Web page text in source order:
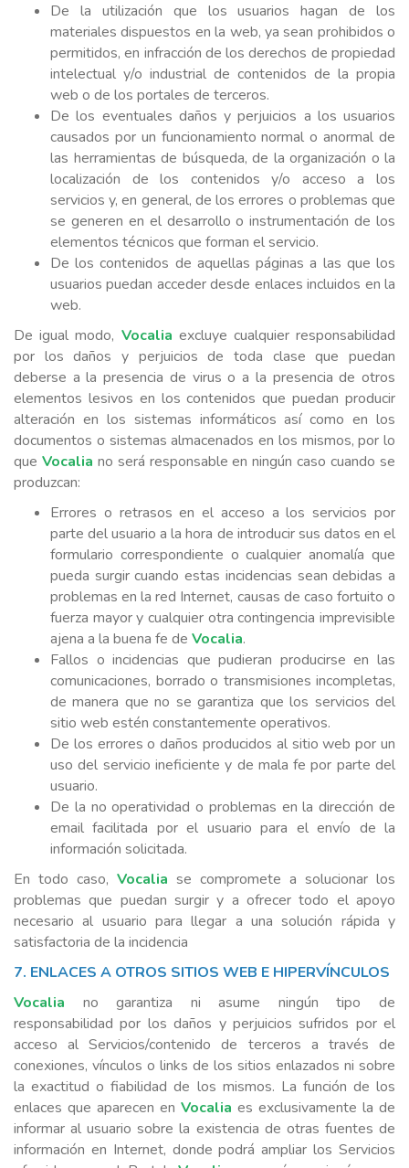
De la utilización que los usuarios hagan de los
materiales dispuestos en la web, ya sean prohibidos o
permitidos, en infracción de los derechos de propiedad
intelectual y/o industrial de contenidos de la propia
web o de los portales de terceros.
De los eventuales daños y perjuicios a los usuarios
causados por un funcionamiento normal o anormal de
las herramientas de búsqueda, de la organización o la
localización de los contenidos y/o acceso a los
servicios y, en general, de los errores o problemas que
se generen en el desarrollo o instrumentación de los
elementos técnicos que forman el servicio.
De los contenidos de aquellas páginas a las que los
usuarios puedan acceder desde enlaces incluidos en la
web.
De igual modo, Vocalia excluye cualquier responsabilidad
por los daños y perjuicios de toda clase que puedan
deberse a la presencia de virus o a la presencia de otros
elementos lesivos en los contenidos que puedan producir
alteración en los sistemas informáticos así como en los
documentos o sistemas almacenados en los mismos, por lo
que Vocalia no será responsable en ningún caso cuando se
produzcan:
Errores o retrasos en el acceso a los servicios por
parte del usuario a la hora de introducir sus datos en el
formulario correspondiente o cualquier anomalía que
pueda surgir cuando estas incidencias sean debidas a
problemas en la red Internet, causas de caso fortuito o
fuerza mayor y cualquier otra contingencia imprevisible
ajena a la buena fe de Vocalia.
Fallos o incidencias que pudieran producirse en las
comunicaciones, borrado o transmisiones incompletas,
de manera que no se garantiza que los servicios del
sitio web estén constantemente operativos.
De los errores o daños producidos al sitio web por un
uso del servicio ineficiente y de mala fe por parte del
usuario.
De la no operatividad o problemas en la dirección de
email facilitada por el usuario para el envío de la
información solicitada.
En todo caso, Vocalia se compromete a solucionar los
problemas que puedan surgir y a ofrecer todo el apoyo
necesario al usuario para llegar a una solución rápida y
satisfactoria de la incidencia
7. ENLACES A OTROS SITIOS WEB E HIPERVÍNCULOS
Vocalia no garantiza ni asume ningún tipo de
responsabilidad por los daños y perjuicios sufridos por el
acceso al Servicios/contenido de terceros a través de
conexiones, vínculos o links de los sitios enlazados ni sobre
la exactitud o fiabilidad de los mismos. La función de los
enlaces que aparecen en Vocalia es exclusivamente la de
informar al usuario sobre la existencia de otras fuentes de
información en Internet, donde podrá ampliar los Servicios